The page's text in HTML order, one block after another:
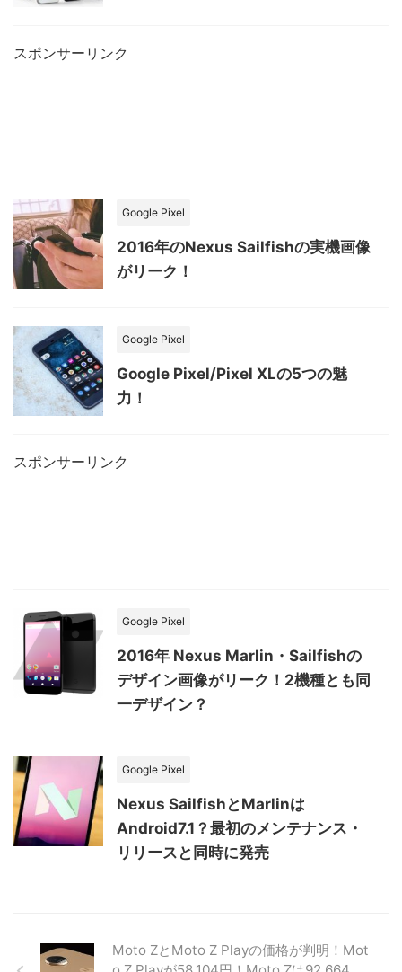
スポンサーリンク
Google Pixel
2016年のNexus Sailfishの実機画像
がリーク！
Google Pixel
Google Pixel/Pixel XLの5つの魅
力！
スポンサーリンク
Google Pixel
2016年 Nexus Marlin・Sailfishの
デザイン画像がリーク！2機種とも同
一デザイン？
Google Pixel
Nexus SailfishとMarlinは
Android7.1？最初のメンテナンス・
リリースと同時に発売
Moto ZとMoto Z Playの価格が判明！Mot